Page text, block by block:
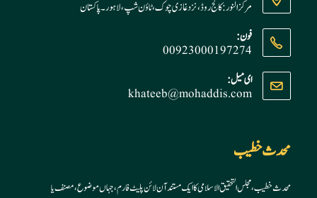
مرکز النور: کالج روڈ، نزد غازی چوک، ٹاؤن شپ، لاہور ۔ پاکستان
فون:
00923000197274
in
application
ای میل:
khateeb@mohaddis.com
Opens
محدث خطیب
محدث خطیب، مجلس التحقیق الاسلامی کا ایک مستند آن لائن پلیٹ فارم، جہاں موضوع، مصنف یا